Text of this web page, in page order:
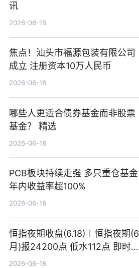
讯
2026-06-18
焦点！汕头市福源包装有限公司
成立 注册资本10万人民币
2026-06-18
哪些人更适合债券基金而非股票
基金？ 精选
2026-06-18
PCB板块持续走强 多只重仓基金
年内收益率超100%
2026-06-18
恒指夜期收盘(6.18)︱恒指夜期(6
月)报24200点 低水112点 即时
焦点
2026-06-18